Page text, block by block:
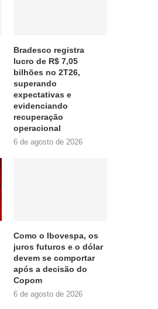
Bradesco registra
lucro de R$ 7,05
bilhões no 2T26,
superando
expectativas e
evidenciando
recuperação
operacional
6 de agosto de 2026
Como o Ibovespa, os
juros futuros e o dólar
devem se comportar
após a decisão do
Copom
6 de agosto de 2026